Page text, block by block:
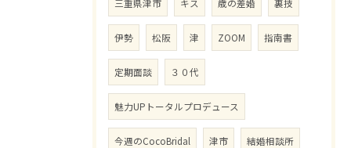
三重県津市 キス 歳の差婚 裏技
伊勢 松阪 津 ZOOM 指南書
定期面談 ３０代
魅力UPトータルプロデュース
今週のCocoBridal 津市 結婚相談所